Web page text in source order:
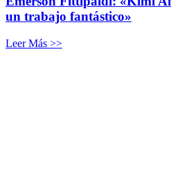
un trabajo fantástico»
Leer Más >>